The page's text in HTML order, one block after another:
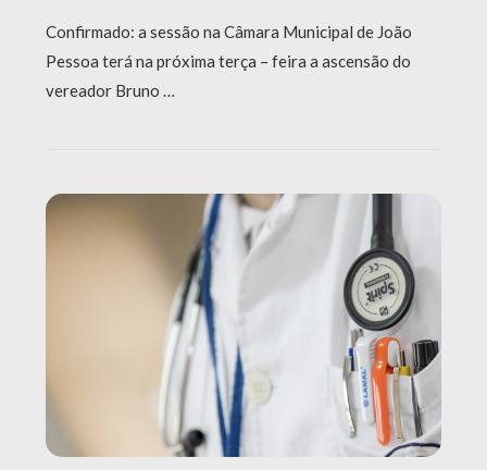
Confirmado: a sessão na Câmara Municipal de João
Pessoa terá na próxima terça – feira a ascensão do
vereador Bruno …